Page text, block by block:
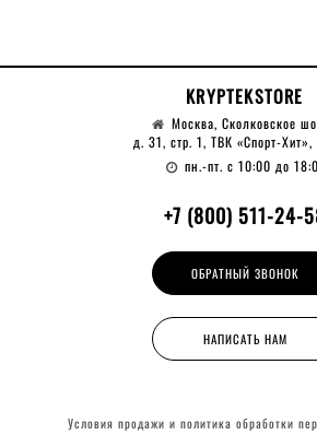
KRYPTEKSTORE
Москва, Сколковское
д. 31, стр. 1, ТВК «Спорт-Хит»,
пн.-пт. с 10:00 до
+7 (800) 511-24-
ОБРАТНЫЙ ЗВОНОК
НАПИСАТЬ НАМ
Условия продажи и политика обработки